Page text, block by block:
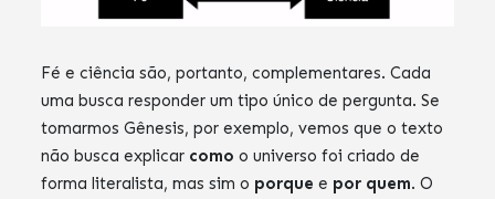
Fé e ciência são, portanto, complementares. Cada
uma busca responder um tipo único de pergunta. Se
tomarmos Gênesis, por exemplo, vemos que o texto
não busca explicar como o universo foi criado de
forma literalista, mas sim o porque e por quem. O